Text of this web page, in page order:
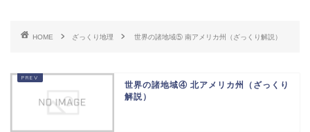
HOME ざっくり地理 世界の諸地域⑤ 南アメリカ州（ざっくり解説）
世界の諸地域④ 北アメリカ州（ざっくり
解説）